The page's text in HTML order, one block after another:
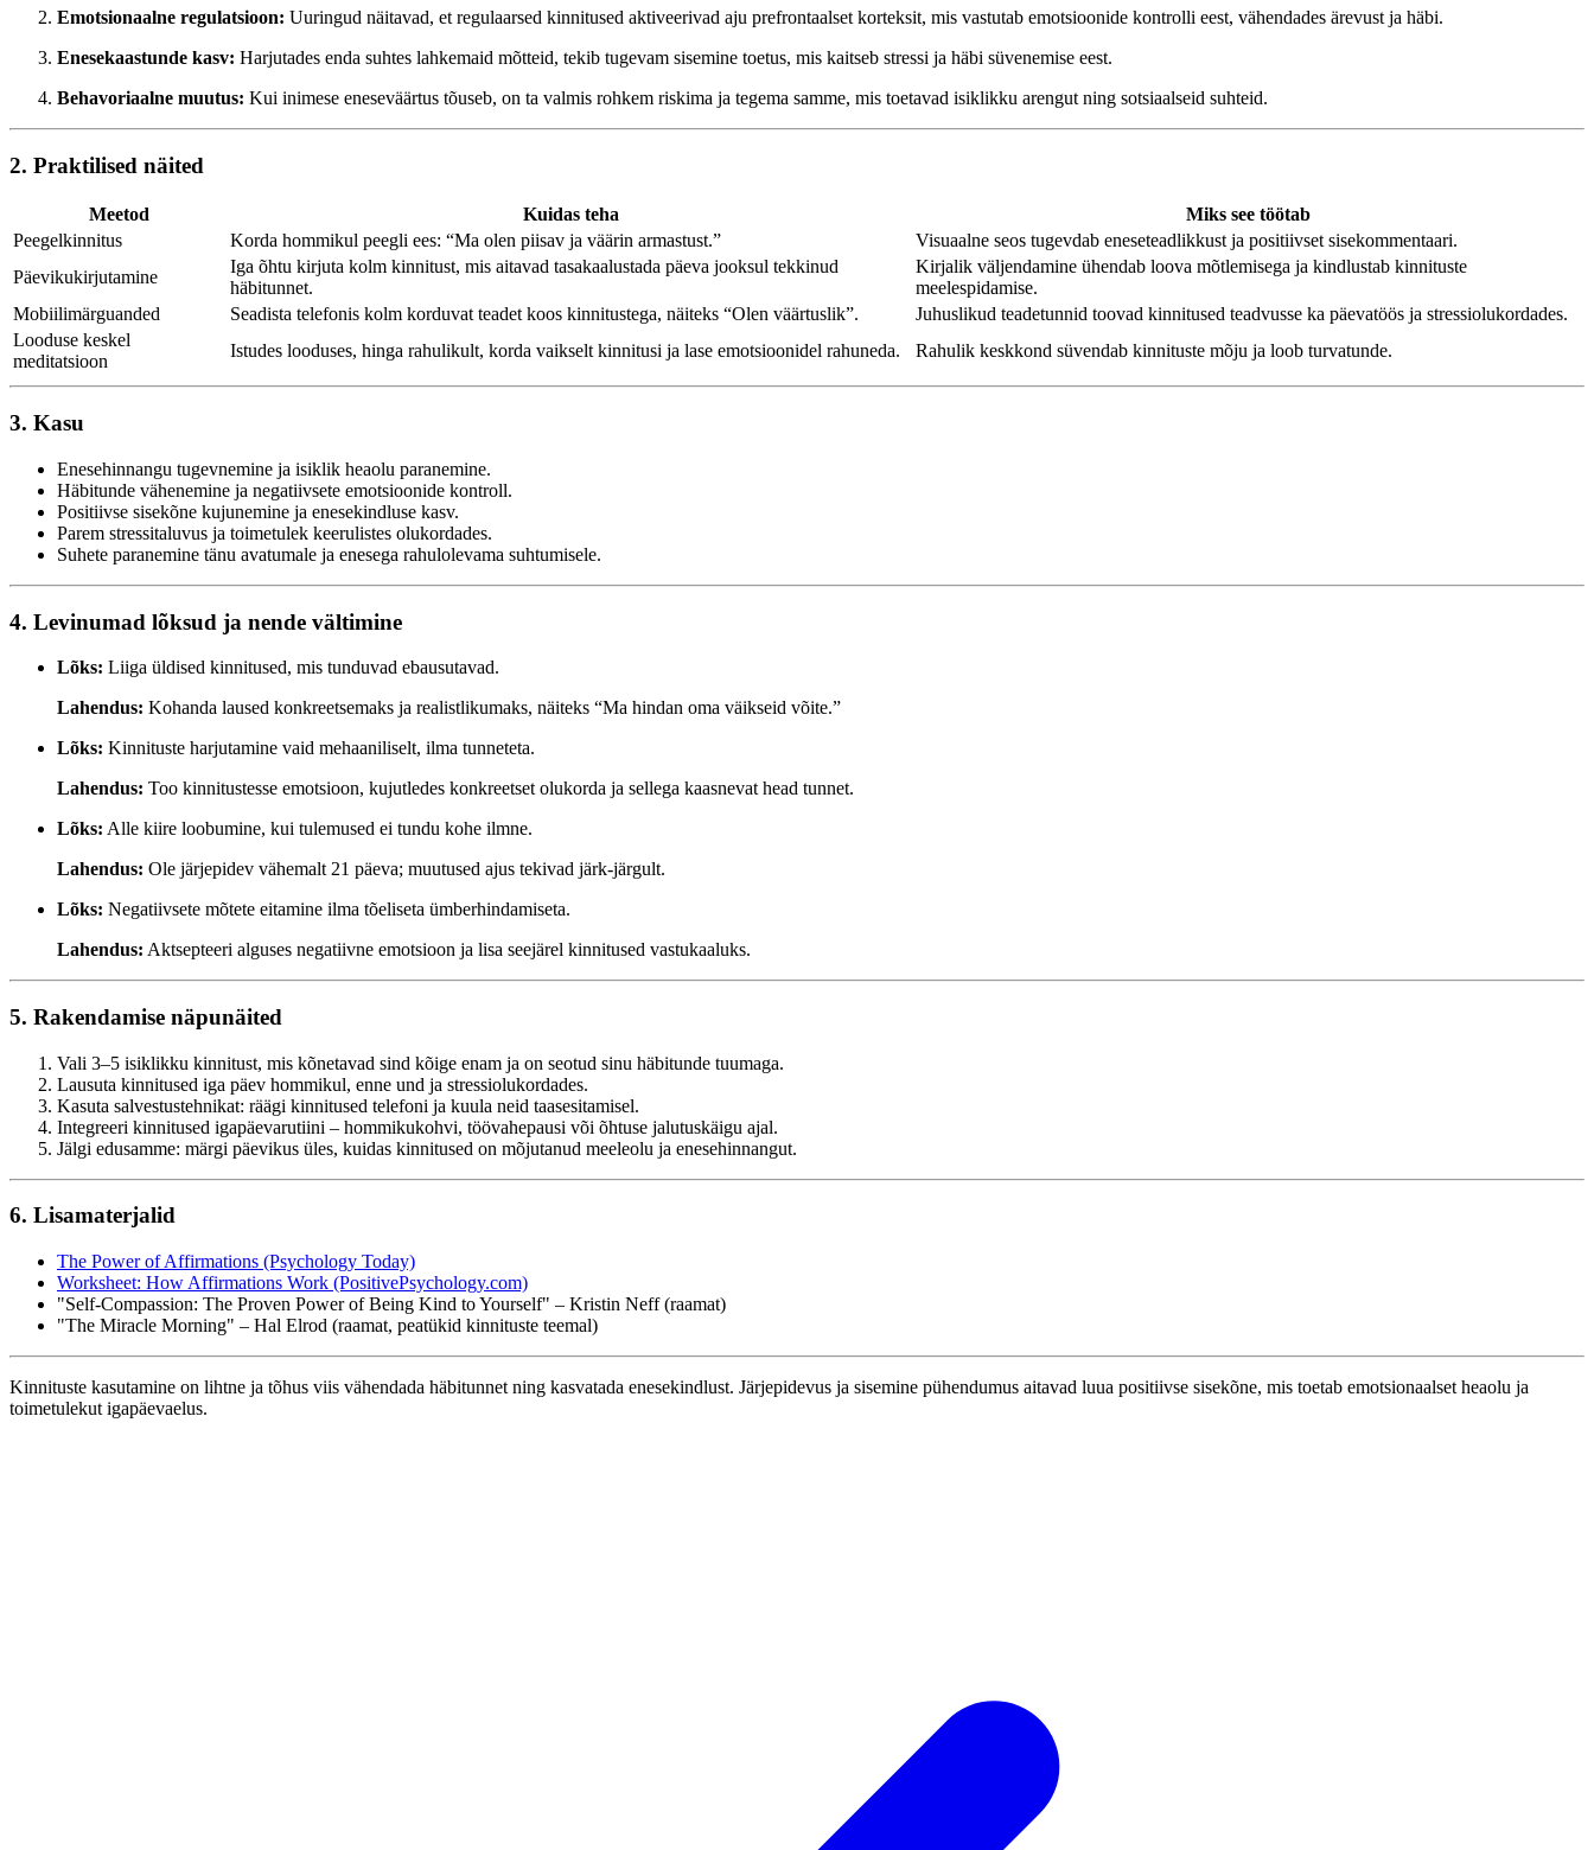
Emotsionaalne regulatsioon: Uuringud näitavad, et regulaarsed kinnitused aktiveerivad aju prefrontaalset korteksit, mis vastutab emotsioonide kontrolli eest, vähendades ärevust ja häbi.
Enesekaastunde kasv: Harjutades enda suhtes lahkemaid mõtteid, tekib tugevam sisemine toetus, mis kaitseb stressi ja häbi süvenemise eest.
Behavoriaalne muutus: Kui inimese eneseväärtus tõuseb, on ta valmis rohkem riskima ja tegema samme, mis toetavad isiklikku arengut ning sotsiaalseid suhteid.
2. Praktilised näited
Meetod Kuidas teha
Miks see töötab
Peegelkinnitus
Korda hommikul peegli ees: “Ma olen piisav ja väärin armastust.”
Visuaalne seos tugevdab eneseteadlikkust ja positiivset sisekommentaari.
Päevikukirjutamine
Iga õhtu kirjuta kolm kinnitust, mis aitavad tasakaalustada päeva jooksul tekkinud
häbitunnet.
Kirjalik väljendamine ühendab loova mõtlemisega ja kindlustab kinnituste
meelespidamise.
Mobiilimärguanded
Seadista telefonis kolm korduvat teadet koos kinnitustega, näiteks “Olen väärtuslik”.
Juhuslikud teadetunnid toovad kinnitused teadvusse ka päevatöös ja stressiolukordades.
Looduse keskel
meditatsioon
Istudes looduses, hinga rahulikult, korda vaikselt kinnitusi ja lase emotsioonidel rahuneda. Rahulik keskkond süvendab kinnituste mõju ja loob turvatunde.
3. Kasu
Enesehinnangu tugevnemine ja isiklik heaolu paranemine.
Häbitunde vähenemine ja negatiivsete emotsioonide kontroll.
Positiivse sisekõne kujunemine ja enesekindluse kasv.
Parem stressitaluvus ja toimetulek keerulistes olukordades.
Suhete paranemine tänu avatumale ja enesega rahulolevama suhtumisele.
4. Levinumad lõksud ja nende vältimine
Lõks: Liiga üldised kinnitused, mis tunduvad ebausutavad.
Lahendus: Kohanda laused konkreetsemaks ja realistlikumaks, näiteks “Ma hindan oma väikseid võite.”
Lõks: Kinnituste harjutamine vaid mehaaniliselt, ilma tunneteta.
Lahendus: Too kinnitustesse emotsioon, kujutledes konkreetset olukorda ja sellega kaasnevat head tunnet.
Lõks: Alle kiire loobumine, kui tulemused ei tundu kohe ilmne.
Lahendus: Ole järjepidev vähemalt 21 päeva; muutused ajus tekivad järk-järgult.
Lõks: Negatiivsete mõtete eitamine ilma tõeliseta ümberhindamiseta.
Lahendus: Aktsepteeri alguses negatiivne emotsioon ja lisa seejärel kinnitused vastukaaluks.
5. Rakendamise näpunäited
Vali 3–5 isiklikku kinnitust, mis kõnetavad sind kõige enam ja on seotud sinu häbitunde tuumaga.
Lausuta kinnitused iga päev hommikul, enne und ja stressiolukordades.
Kasuta salvestustehnikat: räägi kinnitused telefoni ja kuula neid taasesitamisel.
Integreeri kinnitused igapäevarutiini – hommikukohvi, töövahepausi või õhtuse jalutuskäigu ajal.
Jälgi edusamme: märgi päevikus üles, kuidas kinnitused on mõjutanud meeleolu ja enesehinnangut.
6. Lisamaterjalid
The Power of Affirmations (Psychology Today)
Worksheet: How Affirmations Work (PositivePsychology.com)
"Self-Compassion: The Proven Power of Being Kind to Yourself" – Kristin Neff (raamat)
"The Miracle Morning" – Hal Elrod (raamat, peatükid kinnituste teemal)
Kinnituste kasutamine on lihtne ja tõhus viis vähendada häbitunnet ning kasvatada enesekindlust. Järjepidevus ja sisemine pühendumus aitavad luua positiivse sisekõne, mis toetab emotsionaalset heaolu ja
toimetulekut igapäevaelus.